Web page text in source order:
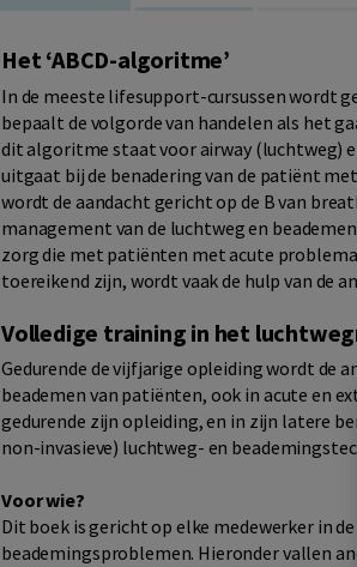
Het ‘ABCD-algoritme’
In de meeste lifesupport-cursussen wordt
bepaalt de volgorde van handelen als het
dit algoritme staat voor airway (luchtweg)
uitgaat bij de benadering van de patiënt
wordt de aandacht gericht op de B van
management van de luchtweg en
zorg die met patiënten met acute
toereikend zijn, wordt vaak de hulp van de
Volledige training in het
Gedurende de vijfjarige opleiding wordt de
beademen van patiënten, ook in acute en
gedurende zijn opleiding, en in zijn latere
non-invasieve) luchtweg- en
Voor wie?
Dit boek is gericht op elke medewerker in
beademingsproblemen. Hieronder vallen